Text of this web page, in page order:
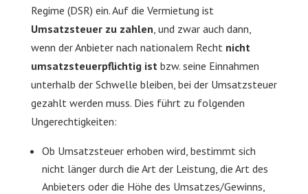
Regime (DSR) ein. Auf die Vermietung ist
Umsatzsteuer zu zahlen, und zwar auch dann,
wenn der Anbieter nach nationalem Recht nicht
umsatzsteuerpflichtig istbzw. seine Einnahmen
unterhalb der Schwelle bleiben, bei der Umsatzsteuer
gezahlt werden muss. Dies führt zu folgenden
Ungerechtigkeiten:
Ob Umsatzsteuer erhoben wird, bestimmt sich
nicht länger durch die Art der Leistung, die Art des
Anbieters oder die Höhe des Umsatzes/Gewinns,